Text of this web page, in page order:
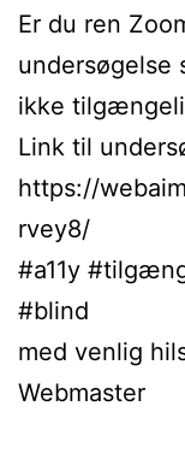
Er du ren
undersøgelse
ikke
Link til
https://
rvey8/
#a11y
#blind
med venlig
Webmaster